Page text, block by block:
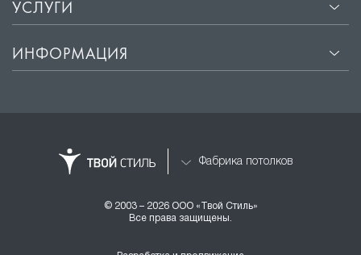
УСЛУГИ
ИНФОРМАЦИЯ
Фабрика потолков
© 2003 – 2026 ООО «Твой Стиль»
Все права защищены.